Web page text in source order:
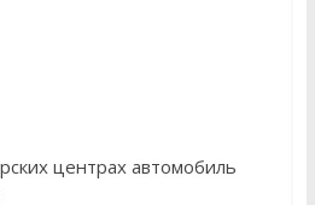
центрах автомобиль